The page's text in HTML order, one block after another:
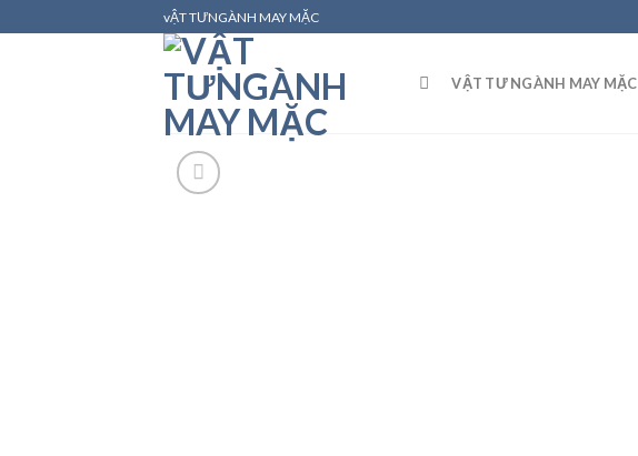
to
vẬT TƯNGÀNH MAY MẶC
VẬT TƯ NGÀNH MAY MẶC